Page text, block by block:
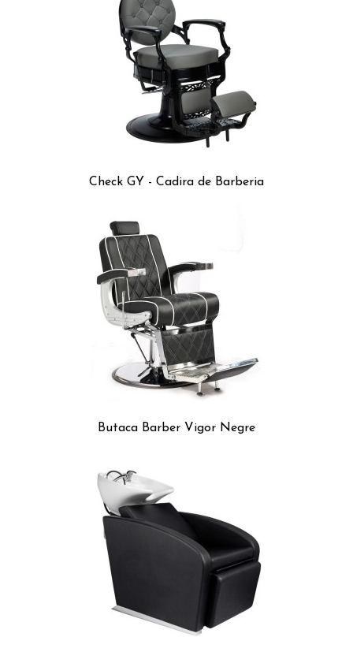
Check GY - Cadira de Barberia
Butaca Barber Vigor Negre